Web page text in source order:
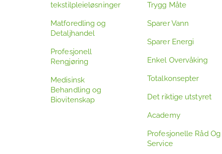
tekstilpleieløsninger
Matforedling og
Detaljhandel
Profesjonell
Rengjøring
Medisinsk
Behandling og
Biovitenskap
Trygg Måte
Sparer Vann
Sparer Energi
Enkel Overvåking
Totalkonsepter
Det riktige utstyret
Academy
Profesjonelle Råd Og
Service